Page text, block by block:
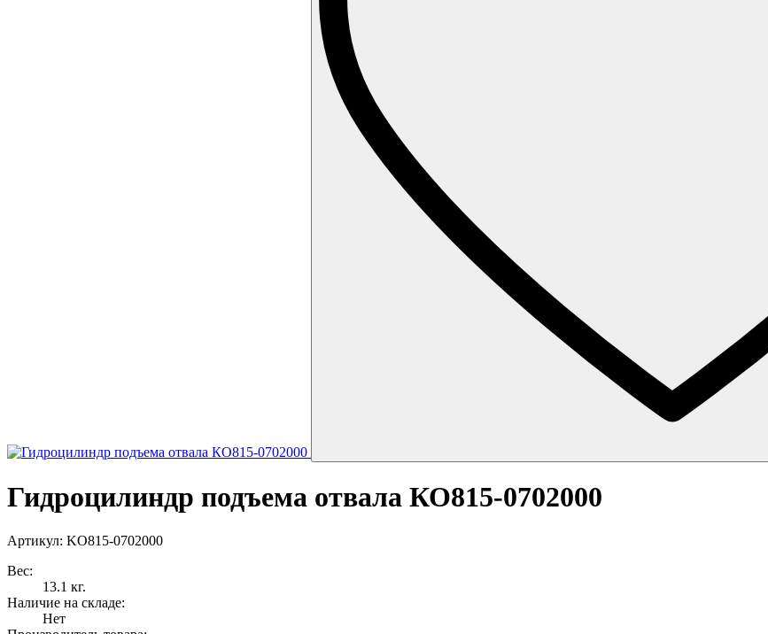
Гидроцилиндр подъема отвала КО815-0702000
Артикул: KO815-0702000
Вес:
13.1 кг.
Наличие на складе:
Нет